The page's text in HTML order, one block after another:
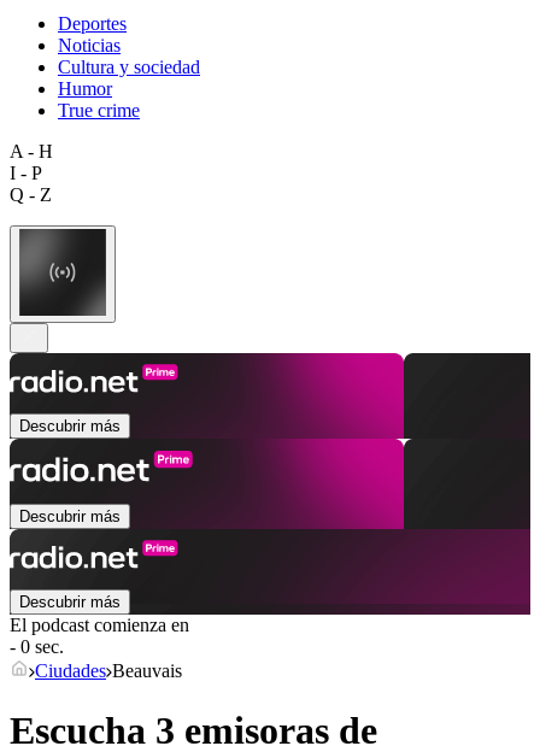
Deportes
Noticias
Cultura y sociedad
Humor
True crime
A - H
I - P
Q - Z
Descubrir más
Descubrir más
Descubrir más
El podcast comienza en
- 0 sec.
Ciudades Beauvais
Escucha 3 emisoras de